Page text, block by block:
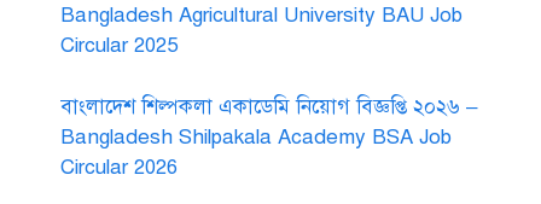
Bangladesh Agricultural University BAU Job
Circular 2025
বাংলাদেশ শিল্পকলা একাডেমি নিয়োগ বিজ্ঞপ্তি ২০২৬ –
Bangladesh Shilpakala Academy BSA Job
Circular 2026